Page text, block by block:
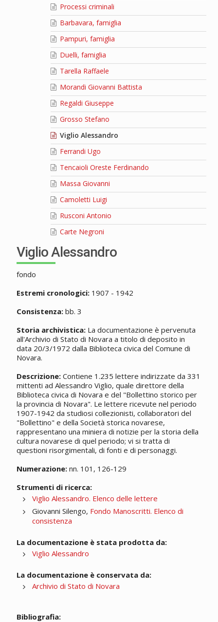
Processi criminali
Barbavara, famiglia
Pampuri, famiglia
Duelli, famiglia
Tarella Raffaele
Morandi Giovanni Battista
Regaldi Giuseppe
Grosso Stefano
Viglio Alessandro
Ferrandi Ugo
Tencaioli Oreste Ferdinando
Massa Giovanni
Camoletti Luigi
Rusconi Antonio
Carte Negroni
Viglio Alessandro
fondo
Estremi cronologici:1907 - 1942
Consistenza:bb. 3
Storia archivistica:La documentazione è pervenuta
all'Archivio di Stato di Novara a titolo di deposito in
data 20/3/1972 dalla Biblioteca civica del Comune di
Novara.
Descrizione:Contiene 1.235 lettere indirizzate da 331
mittenti ad Alessandro Viglio, quale direttore della
Biblioteca civica di Novara e del "Bollettino storico per
la provincia di Novara". Le lettere ricevute nel periodo
1907-1942 da studiosi collezionisti, collaboratori del
"Bollettino" e della Società storica novarese,
rappresentano una miniera di notizie per la storia della
cultura novarese di quel periodo; vi si tratta di
questioni risorgimentali, di fonti e di personaggi.
Numerazione:nn. 101, 126-129
Strumenti di ricerca:
Viglio Alessandro. Elenco delle lettere
Giovanni Silengo, Fondo Manoscritti. Elenco di
consistenza
La documentazione è stata prodotta da:
Viglio Alessandro
La documentazione è conservata da:
Archivio di Stato di Novara
Bibliografia: